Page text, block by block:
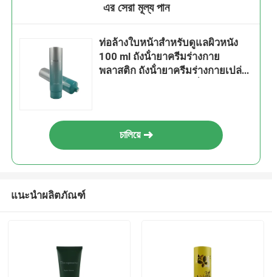
এর সেরা মূল্য পান
ท่อล้างใบหน้าสําหรับดูแลผิวหนัง
100 ml ถังน้ํายาครีมร่างกาย
พลาสติก ถังน้ํายาครีมร่างกายเปล่า
চালিয়ে
แนะนำผลิตภัณฑ์